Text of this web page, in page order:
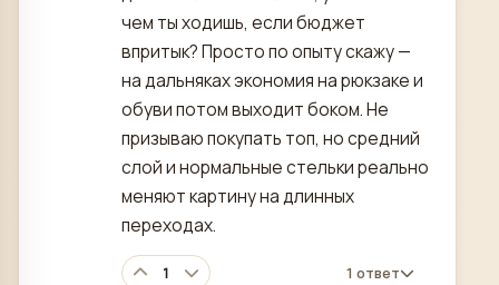
чем ты ходишь, если бюджет
впритык? Просто по опыту скажу —
на дальняках экономия на рюкзаке и
обуви потом выходит боком. Не
призываю покупать топ, но средний
слой и нормальные стельки реально
меняют картину на длинных
переходах.
1 1 ответ